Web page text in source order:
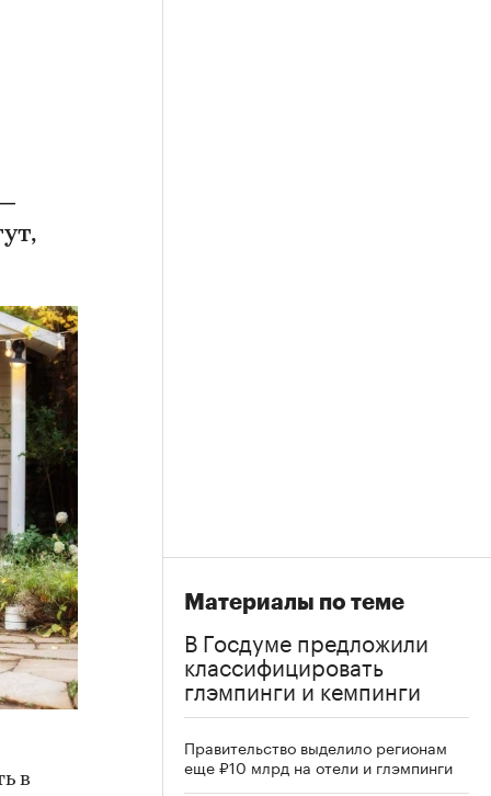
в
Материалы по теме
В Госдуме предложили
классифицировать
глэмпинги и кемпинги
Правительство выделило регионам
еще ₽10 млрд на отели и глэмпинги